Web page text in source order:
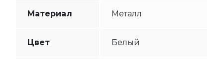
Материал Металл
Цвет Белый